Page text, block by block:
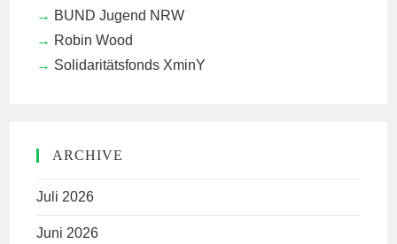
BUND Jugend NRW
Robin Wood
Solidaritätsfonds XminY
ARCHIVE
Juli 2026
Juni 2026